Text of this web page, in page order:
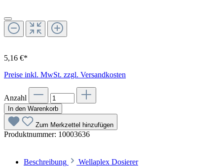
5,16 €*
Preise inkl. MwSt. zzgl. Versandkosten
Anzahl
In den Warenkorb
Zum Merkzettel hinzufügen
Produktnummer: 10003636
Beschreibung
Wellaplex Dosierer